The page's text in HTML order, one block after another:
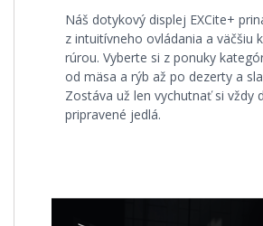
Náš dotykový displej EXCite+
z intuitívneho ovládania a väčšiu
rúrou. Vyberte si z ponuky
od mäsa a rýb až po dezerty a
Zostáva už len vychutnať si vždy
pripravené jedlá.